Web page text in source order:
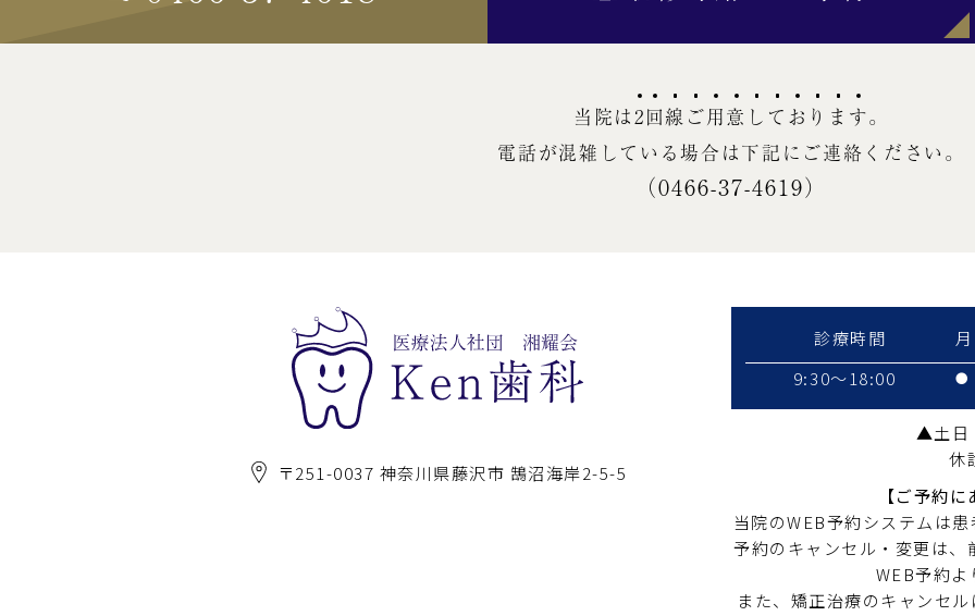
当院は 2回線 ご用意 し て お り ま す。
電話が混雑している場合は下記にご連絡ください。
（0466-37-4619）
〒251-0037 神奈川県藤沢市 鵠沼海岸2-5-5
診療時間 月
9:30～18:00
●
▲土日
休
【ご予約
当院のWEB予約システムは
予約のキャンセル・変更は
WEB予約よ
また、矯正治療のキャンセ